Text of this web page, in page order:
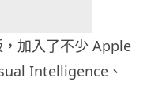
加入了不少 Apple
Intelligence、